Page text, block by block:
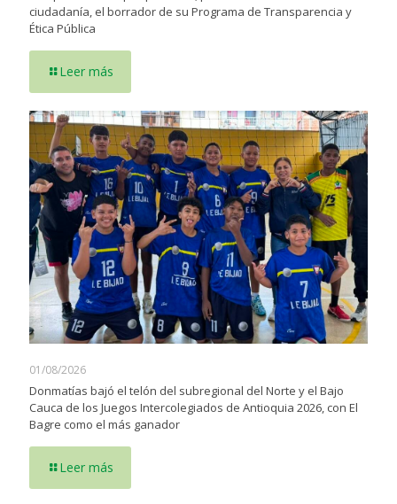
ciudadanía, el borrador de su Programa de Transparencia y
Ética Pública
Leer más
01/08/2026
Donmatías bajó el telón del subregional del Norte y el Bajo
Cauca de los Juegos Intercolegiados de Antioquia 2026, con El
Bagre como el más ganador
Leer más